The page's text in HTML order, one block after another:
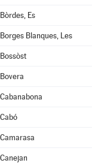
Bòrdes, Es
Borges Blanques, Les
Bossòst
Bovera
Cabanabona
Cabó
Camarasa
Canejan